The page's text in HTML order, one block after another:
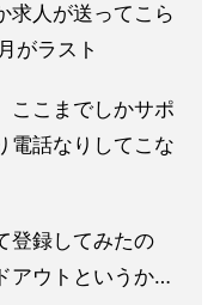
求人が送ってこら
がラスト
ここまでしかサポ
電話なりしてこな
登録してみたの
アウトというか…